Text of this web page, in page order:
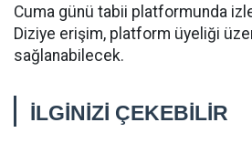
Cuma günü tabii platformunda
Diziye erişim, platform üyeliği
sağlanabilecek.